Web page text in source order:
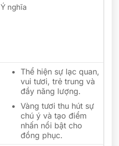
Ý nghĩa
Thể hiện sự lạc quan,
vui tươi, trẻ trung và
đầy năng lượng.
Vàng tươi thu hút sự
chú ý và tạo điểm
nhấn nổi bật cho
đồng phục.